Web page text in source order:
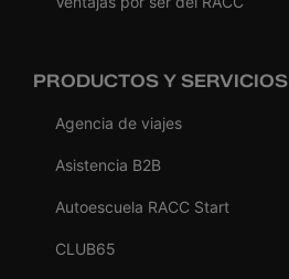
PRODUCTOS Y SERVICIOS
Agencia de viajes
Asistencia B2B
Autoescuela RACC Start
CLUB65